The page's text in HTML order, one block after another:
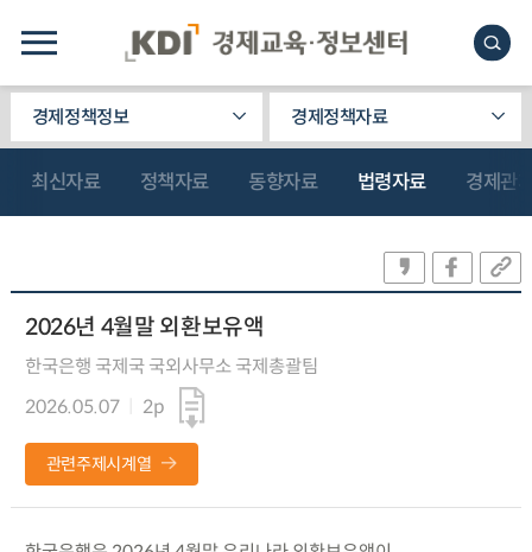
경제정책정보 경제정책자료
최신자료 정책자료 동향자료 법령자료 경제관
2026년 4월말 외환보유액
한국은행 국제국 국외사무소 국제총괄팀
2026.05.07
2p
관련주제시계열